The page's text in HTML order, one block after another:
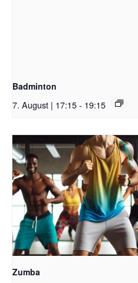
Badminton
7. August | 17:15- 19:15
Zumba